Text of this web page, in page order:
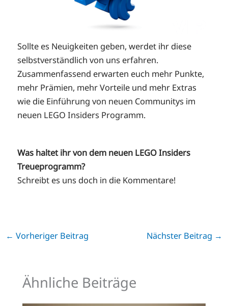
Sollte es Neuigkeiten geben, werdet ihr diese
selbstverständlich von uns erfahren.
Zusammenfassend erwarten euch mehr Punkte,
mehr Prämien, mehr Vorteile und mehr Extras
wie die Einführung von neuen Communitys im
neuen LEGO Insiders Programm.
Was haltet ihr von dem neuen LEGO Insiders
Treueprogramm?
Schreibt es uns doch in die Kommentare!
← Vorheriger Beitrag Nächster Beitrag →
Ähnliche Beiträge